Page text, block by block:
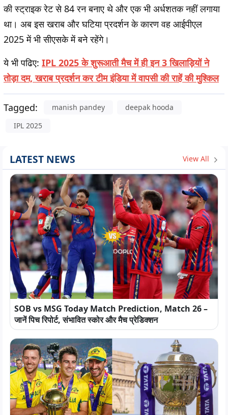
की स्ट्राइक रेट से 84 रन बनाए थे और एक भी अर्धशतक नहीं लगाया
था। अब इस खराब और घटिया प्रदर्शन के कारण वह आईपीएल
2025 में भी सीएसके में बने रहेंगे।
ये भी पढिए: IPL 2025 के शुरूआती मैच में ही इन 3 खिलाड़ियों ने
तोड़ा दम, खराब प्रदर्शन कर टीम इंडिया में वापसी की राहें की मुश्किल
Tagged: manish pandey
deepak hooda
IPL 2025
LATEST NEWS View All
SOB vs MSG Today Match Prediction, Match 26 –
जानें पिच रिपोर्ट, संभावित स्कोर और मैच प्रेडिक्शन